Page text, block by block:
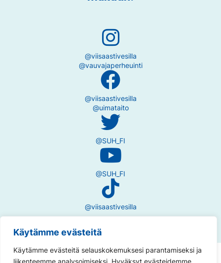
Käytämme evästeitä
Käytämme evästeitä selauskokemuksesi parantamiseksi ja
liikenteemme analysoimiseksi. Hyväksyt evästeidemme
@viisaastivesilla
@vauvajaperheuinti
@viisaastivesilla
@uimataito
@SUH_FI
@SUH_FI
@viisaastivesilla
Tietosuojaseloste